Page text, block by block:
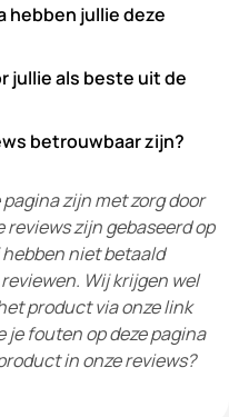
hebben jullie deze
jullie als beste uit de
betrouwbaar zijn?
zijn met zorg door
zijn gebaseerd op
niet betaald
Wij krijgen wel
product via onze link
je fouten op deze pagina
in onze reviews?